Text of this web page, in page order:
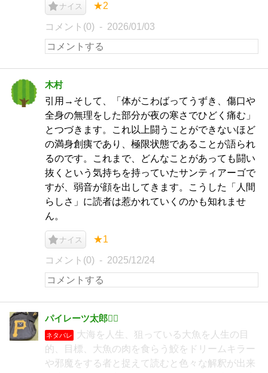
ナイス ★2
コメント(0) 2026/01/03
木村
引用→そして、「体がこわばってうずき、傷口や
全身の無理をした部分が夜の寒さでひどく痛む」
とつづきます。これ以上闘うことができないほど
の満身創痍であり、極限状態であることが語られ
るのです。これまで、どんなことがあっても闘い
抜くという気持ちを持っていたサンティアーゴで
すが、弱音が顔を出してきます。こうした「人間
らしさ」に読者は惹かれていくのかも知れませ
ん。
ナイス ★1
コメント(0) 2025/12/24
パイレーツ太郎🏴‍☠️
ネタバレ
大海を人生、狙っている大魚を人生の目
的、目標、大魚の肉を食らう鮫をドリームキラー
や邪魔をする者と捉えて読むと色々な解釈が出来